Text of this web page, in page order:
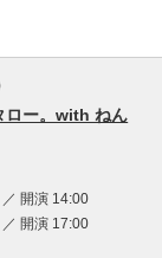
ロー。with ねん
開演 14:00
開演 17:00